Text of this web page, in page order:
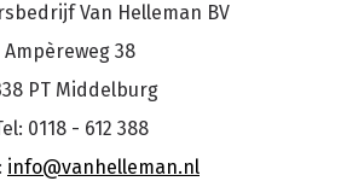
Van Helleman BV
Ampèreweg 38
PT Middelburg
0118 - 612 388
info@vanhelleman.nl